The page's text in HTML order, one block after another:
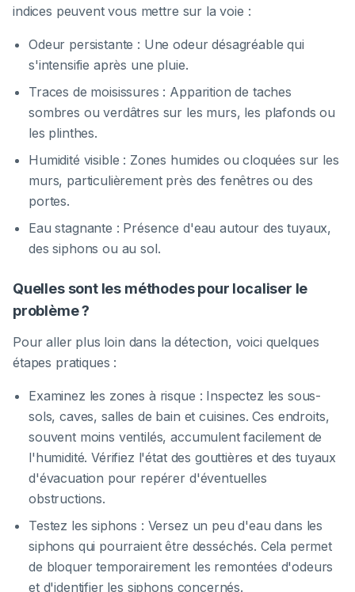
indices peuvent vous mettre sur la voie :
Odeur persistante : Une odeur désagréable qui
s'intensifie après une pluie.
Traces de moisissures : Apparition de taches
sombres ou verdâtres sur les murs, les plafonds ou
les plinthes.
Humidité visible : Zones humides ou cloquées sur les
murs, particulièrement près des fenêtres ou des
portes.
Eau stagnante : Présence d'eau autour des tuyaux,
des siphons ou au sol.
Quelles sont les méthodes pour localiser le
problème ?
Pour aller plus loin dans la détection, voici quelques
étapes pratiques :
Examinez les zones à risque : Inspectez les sous-
sols, caves, salles de bain et cuisines. Ces endroits,
souvent moins ventilés, accumulent facilement de
l'humidité. Vérifiez l'état des gouttières et des tuyaux
d'évacuation pour repérer d'éventuelles
obstructions.
Testez les siphons : Versez un peu d'eau dans les
siphons qui pourraient être desséchés. Cela permet
de bloquer temporairement les remontées d'odeurs
et d'identifier les siphons concernés.